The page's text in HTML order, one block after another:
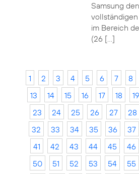
Samsung
im Bereich
(26 […]
1 2 3 4 5 6 7 8
13
14 15 16 17 18 19
23
24 25 26 27 28
32
33 34 35 36 37
41
42 43 44 45 46
50
51 52 53 54 55